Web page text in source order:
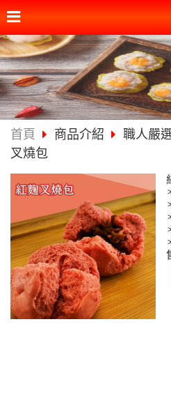
首頁 商品介紹 職人嚴
叉燒包